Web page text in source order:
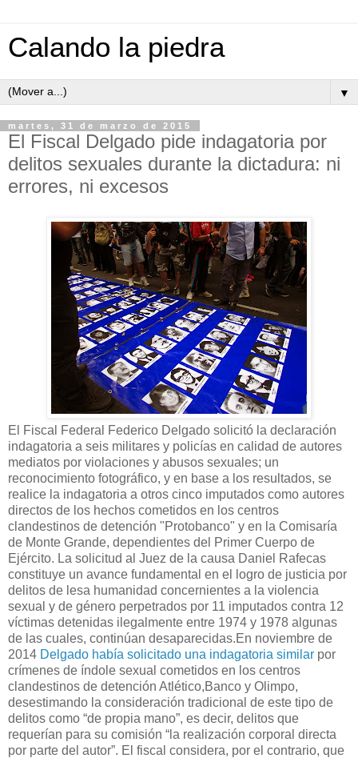
Calando la piedra
▼
martes, 31 de marzo de 2015
El Fiscal Delgado pide indagatoria por
delitos sexuales durante la dictadura: ni
errores, ni excesos
El Fiscal Federal Federico Delgado solicitó la declaración
indagatoria a seis militares y policías en calidad de autores
mediatos por violaciones y abusos sexuales; un
reconocimiento fotográfico, y en base a los resultados, se
realice la indagatoria a otros cinco imputados como autores
directos de los hechos cometidos en los centros
clandestinos de detención "Protobanco" y en la Comisaría
de Monte Grande, dependientes del Primer Cuerpo de
Ejército. La solicitud al Juez de la causa Daniel Rafecas
constituye un avance fundamental en el logro de justicia por
delitos de lesa humanidad concernientes a la violencia
sexual y de género perpetrados por 11 imputados contra 12
víctimas detenidas ilegalmente entre 1974 y 1978 algunas
de las cuales, continúan desaparecidas.En noviembre de
2014 Delgado había solicitado una indagatoria similar por
crímenes de índole sexual cometidos en los centros
clandestinos de detención Atlético,Banco y Olimpo,
desestimando la consideración tradicional de este tipo de
delitos como “de propia mano”, es decir, delitos que
requerían para su comisión “la realización corporal directa
por parte del autor”. El fiscal considera, por el contrario, que